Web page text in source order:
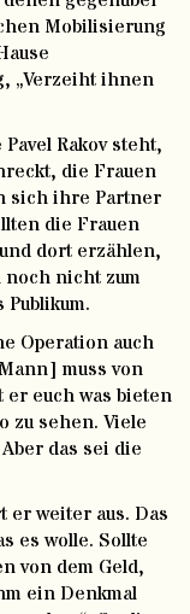
Mobilisierung
„Verzeiht ihnen
Rakov steht,
die Frauen
sich ihre Partner
die Frauen
dort erzählen,
nicht zum
Operation auch
muss von
euch was bieten
zu sehen. Viele
das sei die
er weiter aus. Das
es wolle. Sollte
von dem Geld,
ein Denkmal